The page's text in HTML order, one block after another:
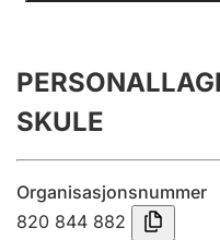
Årsregnskap
Innsending og
Tinglysing
SKULE
Organisasjonsnummer
820 844 882